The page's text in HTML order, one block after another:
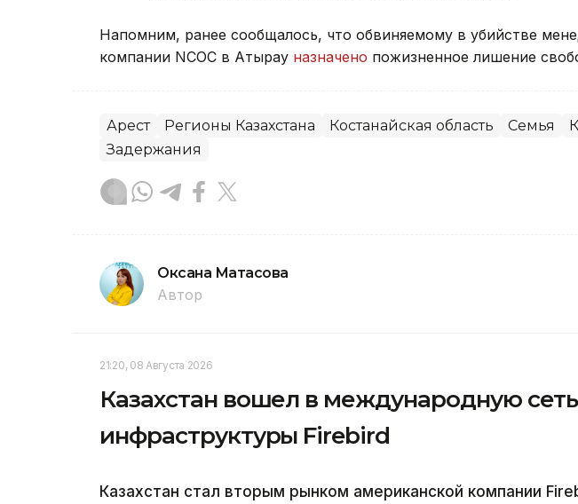
Напомним, ранее сообщалось, что обвиняемому в убийстве
компании NCOC в Атырау назначено пожизненное лишение
Арест Регионы Казахстана Костанайская область Семья
Задержания
Оксана Матасова
Автор
21:20, 08 Августа 2026
Казахстан вошел в международную
инфраструктуры Firebird
Казахстан стал вторым рынком американской компании